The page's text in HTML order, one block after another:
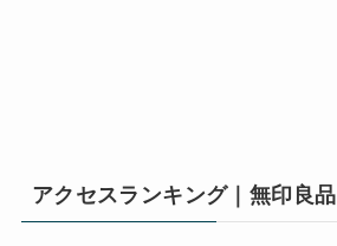
アクセスランキング｜無印良品